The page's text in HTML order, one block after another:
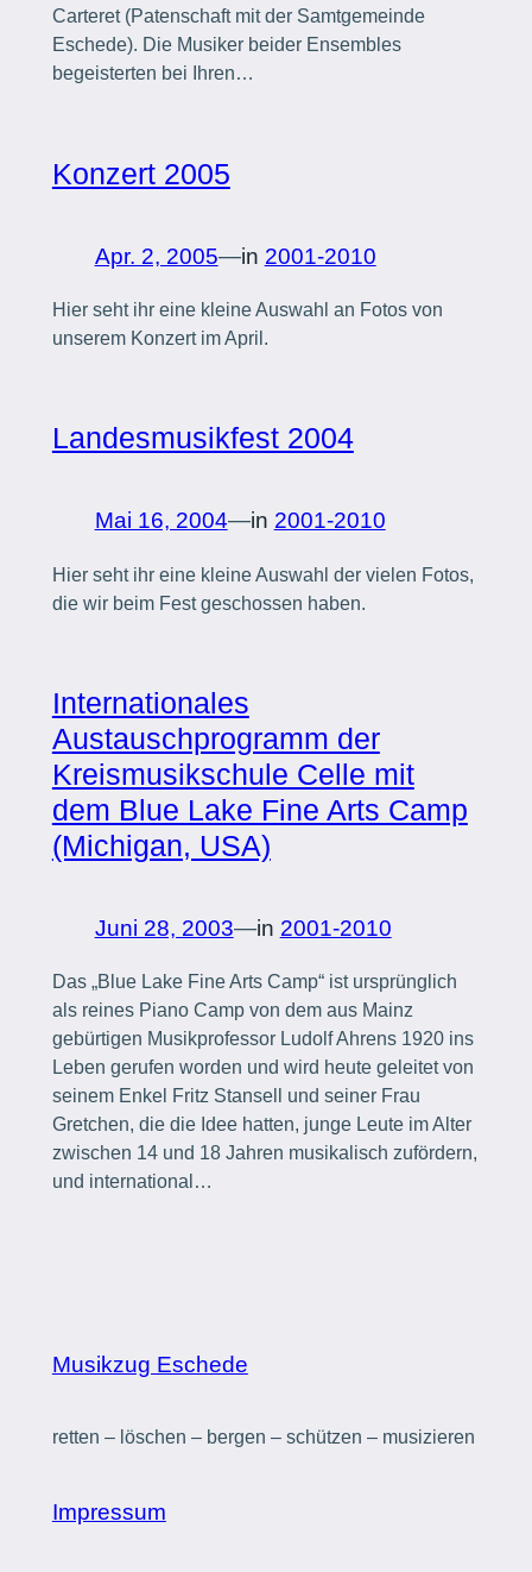
Carteret (Patenschaft mit der Samtgemeinde
Eschede). Die Musiker beider Ensembles
begeisterten bei Ihren…
Konzert 2005
Apr. 2, 2005—in 2001-2010
Hier seht ihr eine kleine Auswahl an Fotos von
unserem Konzert im April.
Landesmusikfest 2004
Mai 16, 2004—in 2001-2010
Hier seht ihr eine kleine Auswahl der vielen Fotos,
die wir beim Fest geschossen haben.
Internationales
Austauschprogramm der
Kreismusikschule Celle mit
dem Blue Lake Fine Arts Camp
(Michigan, USA)
Juni 28, 2003—in 2001-2010
Das „Blue Lake Fine Arts Camp“ ist ursprünglich
als reines Piano Camp von dem aus Mainz
gebürtigen Musikprofessor Ludolf Ahrens 1920 ins
Leben gerufen worden und wird heute geleitet von
seinem Enkel Fritz Stansell und seiner Frau
Gretchen, die die Idee hatten, junge Leute im Alter
zwischen 14 und 18 Jahren musikalisch zufördern,
und international…
Musikzug Eschede
retten – löschen – bergen – schützen – musizieren
Impressum